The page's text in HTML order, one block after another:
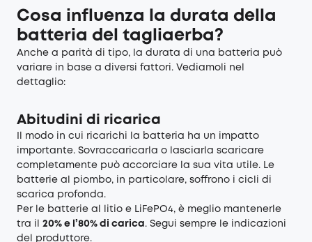
Cosa influenza la durata della
batteria del tagliaerba?
Anche a parità di tipo, la durata di una batteria può
variare in base a diversi fattori. Vediamoli nel
dettaglio:
Abitudini di ricarica
Il modo in cui ricarichi la batteria ha un impatto
importante. Sovraccaricarla o lasciarla scaricare
completamente può accorciare la sua vita utile. Le
batterie al piombo, in particolare, soffrono i cicli di
scarica profonda.
Per le batterie al litio e LiFePO4, è meglio mantenerle
tra il 20% e l’80% di carica. Segui sempre le indicazioni
del produttore.